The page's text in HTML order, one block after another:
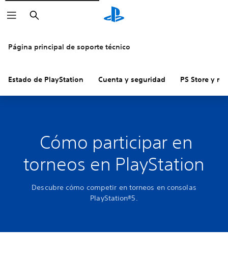
Buscar
Página principal de soporte técnico
Estado de PlayStation Cuenta y seguridad PS Store y
Cómo participar en
torneos en PlayStation
Descubre cómo competir en torneos en consolas
PlayStation®5.